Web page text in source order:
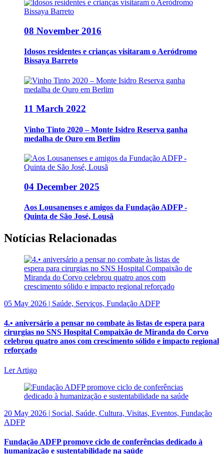
08 November 2016
Idosos residentes e crianças visitaram o Aeródromo
Bissaya Barreto
11 March 2022
Vinho Tinto 2020 – Monte Isidro Reserva ganha
medalha de Ouro em Berlim
04 December 2025
Aos Lousanenses e amigos da Fundação ADFP -
Quinta de São José, Lousã
Notícias Relacionadas
05 May 2026 | Saúde, Serviços, Fundação ADFP
4.• aniversário a pensar no combate às listas de espera para
cirurgias no SNS Hospital Compaixão de Miranda do Corvo
celebrou quatro anos com crescimento sólido e impacto regional
reforçado
Ler Artigo
20 May 2026 | Social, Saúde, Cultura, Visitas, Eventos, Fundação
ADFP
Fundação ADFP promove ciclo de conferências dedicado à
humanização e sustentabilidade na saúde